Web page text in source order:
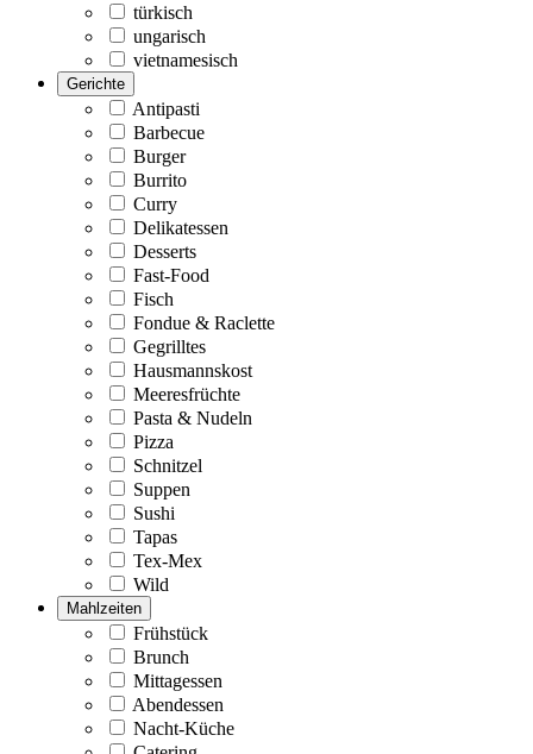
türkisch
ungarisch
vietnamesisch
Gerichte
Antipasti
Barbecue
Burger
Burrito
Curry
Delikatessen
Desserts
Fast-Food
Fisch
Fondue & Raclette
Gegrilltes
Hausmannskost
Meeresfrüchte
Pasta & Nudeln
Pizza
Schnitzel
Suppen
Sushi
Tapas
Tex-Mex
Wild
Mahlzeiten
Frühstück
Brunch
Mittagessen
Abendessen
Nacht-Küche